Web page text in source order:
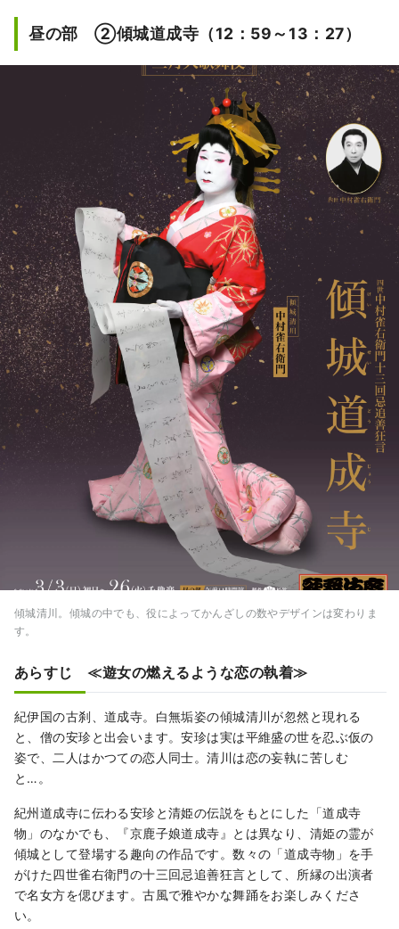
昼の部 ②傾城道成寺（12：59～13：27）
傾城清川。傾城の中でも、役によってかんざしの数やデザインは変わりま
す。
あらすじ ≪遊女の燃えるような恋の執着≫
紀伊国の古刹、道成寺。白無垢姿の傾城清川が忽然と現れる
と、僧の安珍と出会います。安珍は実は平維盛の世を忍ぶ仮の
姿で、二人はかつての恋人同士。清川は恋の妄執に苦しむ
と…。
紀州道成寺に伝わる安珍と清姫の伝説をもとにした「道成寺
物」のなかでも、『京鹿子娘道成寺』とは異なり、清姫の霊が
傾城として登場する趣向の作品です。数々の「道成寺物」を手
がけた四世雀右衛門の十三回忌追善狂言として、所縁の出演者
で名女方を偲びます。古風で雅やかな舞踊をお楽しみくださ
い。